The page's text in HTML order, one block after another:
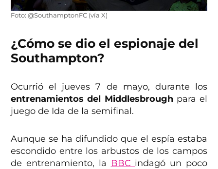
Foto: @SouthamptonFC (vía X)
¿Cómo se dio el espionaje del
Southampton?
Ocurrió el jueves 7 de mayo, durante los
entrenamientos del Middlesbroughpara el
juego de Ida de la semifinal.
Aunque se ha difundido que el espía estaba
escondido entre los arbustos de los campos
de entrenamiento, la BBC indagó un poco